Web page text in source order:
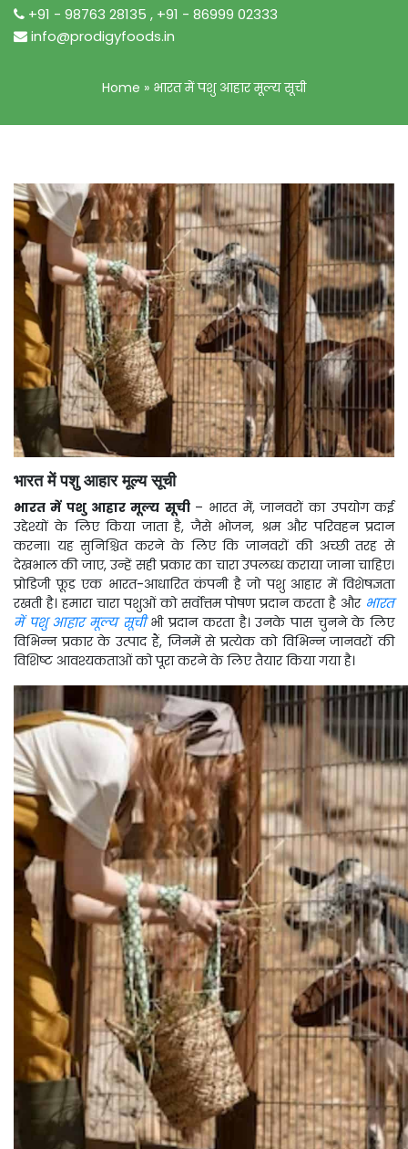
+91 - 98763 28135 , +91 - 86999 02333
info@prodigyfoods.in
Home » भारत में पशु आहार मूल्य सूची
भारत में पशु आहार मूल्य सूची
भारत में पशु आहार मूल्य सूची – भारत में, जानवरों का उपयोग कई
उद्देश्यों के लिए किया जाता है, जैसे भोजन, श्रम और परिवहन प्रदान
करना। यह सुनिश्चित करने के लिए कि जानवरों की अच्छी तरह से
देखभाल की जाए, उन्हें सही प्रकार का चारा उपलब्ध कराया जाना चाहिए।
प्रोडिजी फ़ूड एक भारत-आधारित कंपनी है जो पशु आहार में विशेषज्ञता
रखती है। हमारा चारा पशुओं को सर्वोत्तम पोषण प्रदान करता है औरभारत
में पशु आहार मूल्य सूचीभी प्रदान करता है। उनके पास चुनने के लिए
विभिन्न प्रकार के उत्पाद हैं, जिनमें से प्रत्येक को विभिन्न जानवरों की
विशिष्ट आवश्यकताओं को पूरा करने के लिए तैयार किया गया है।